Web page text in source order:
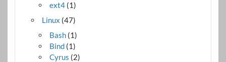
ext4 (1)
Linux (47)
Bash (1)
Bind (1)
Cyrus (2)